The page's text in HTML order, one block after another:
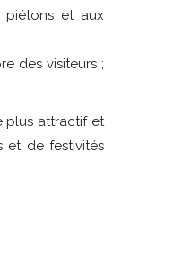
et aux
des visiteurs ;
plus attractif et
et de festivités